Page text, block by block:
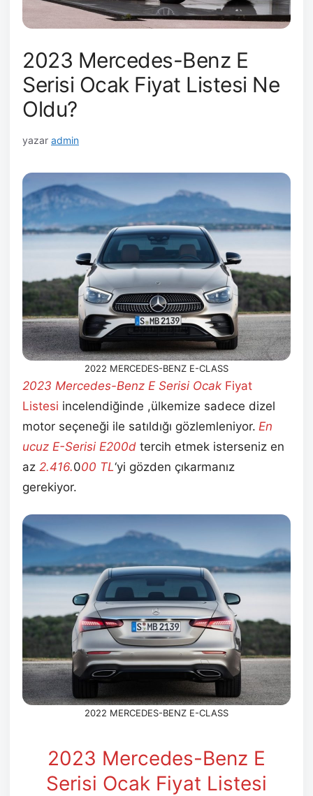
2023 Mercedes-Benz E
Serisi Ocak Fiyat Listesi Ne
Oldu?
yazar admin
2022 MERCEDES-BENZ E-CLASS
2023 Mercedes-Benz E Serisi Ocak Fiyat
Listesi incelendiğinde ,ülkemize sadece dizel
motor seçeneği ile satıldığı gözlemleniyor. En
ucuz E-Serisi E200d tercih etmek isterseniz en
az 2.416.000 TL‘yi gözden çıkarmanız
gerekiyor.
2022 MERCEDES-BENZ E-CLASS
2023 Mercedes-Benz E
Serisi Ocak Fiyat Listesi